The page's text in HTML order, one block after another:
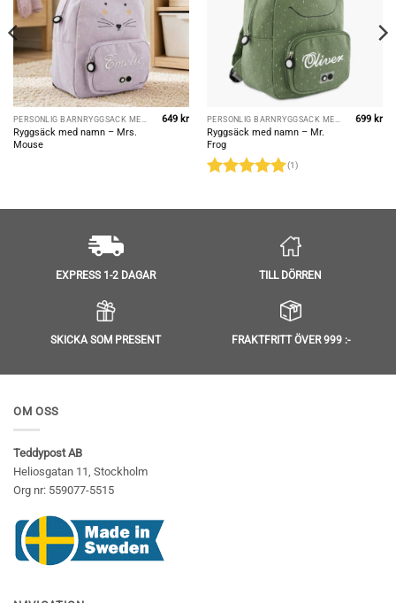
PERSONLIG BARNRYGGSÄCK MED NAMN
Ryggsäck med namn – Mrs.
Mouse
649 kr PERSONLIG BARNRYGGSÄCK MED NAMN
Ryggsäck med namn – Mr.
Frog
(1)
699 kr
EXPRESS 1-2 DAGAR TILL DÖRREN
SKICKA SOM PRESENT FRAKTFRITT ÖVER 999 :-
OM OSS
Teddypost AB
Heliosgatan 11, Stockholm
Org nr: 559077-5515